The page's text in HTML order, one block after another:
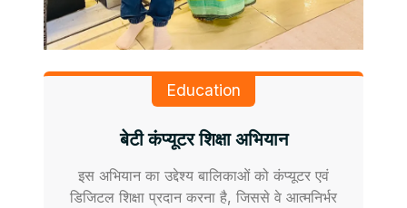
Education
बेटी कंप्यूटर शिक्षा अभियान
इस अभियान का उद्देश्य बालिकाओं को कंप्यूटर एवं
डिजिटल शिक्षा प्रदान करना है, जिससे वे आत्मनिर्भर